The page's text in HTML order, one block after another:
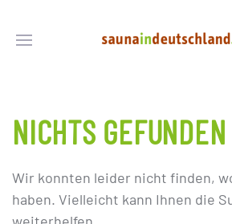
NICHTS GEFUNDEN
Wir konnten leider nicht finden,
haben. Vielleicht kann Ihnen die